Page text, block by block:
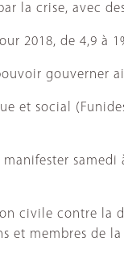
la crise, avec
2018, de 4,9 à
gouverner
et social
civile contre
et membres de